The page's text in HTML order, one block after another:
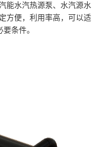
能水汽热源泵、水汽源水
方便，利用率高，可以适
条件。